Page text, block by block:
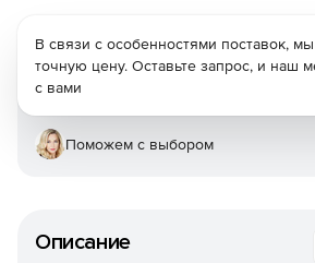
Описание
В связи с особенностями поставок,
точную цену. Оставьте запрос, и наш
с вами
Поможем с выбором